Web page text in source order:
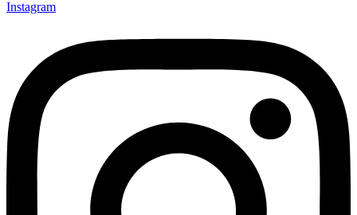
Instagram